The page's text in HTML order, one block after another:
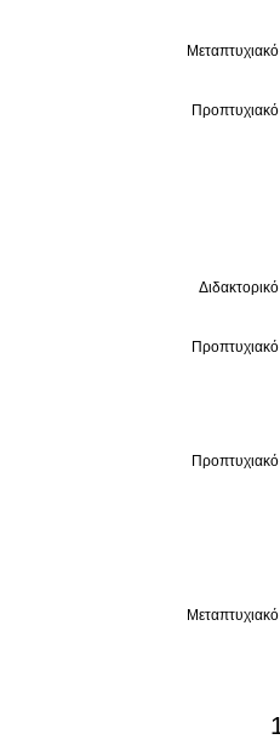
Μεταπτυχιακό
Προπτυχιακό
Διδακτορικό
Προπτυχιακό
Προπτυχιακό
Μεταπτυχιακό